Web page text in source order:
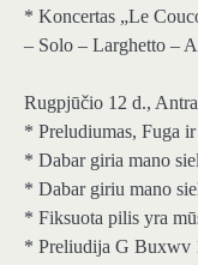
* Koncertas „Le
– Solo – Larghetto –
Rugpjūčio 12 d.,
* Preludiumas, Fuga
* Dabar giria mano
* Dabar giriu mano
* Fiksuota pilis yra
* Preliudija G Buxwv